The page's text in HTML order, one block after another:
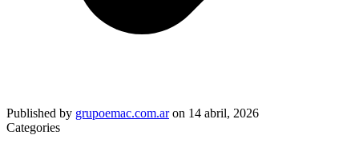
Published by grupoemac.com.ar on 14 abril, 2026
Categories